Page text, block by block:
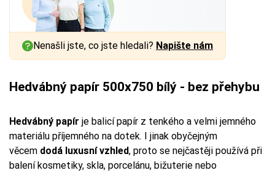
Nenašli jste, co jste hledali? Napište nám
Hedvábný papír 500x750 bílý - bez přehybu
Hedvábný papír je balicí papír z tenkého a velmi jemného
materiálu příjemného na dotek. I jinak obyčejným
věcem dodá luxusní vzhled, proto se nejčastěji používá při
balení kosmetiky, skla, porcelánu, bižuterie nebo